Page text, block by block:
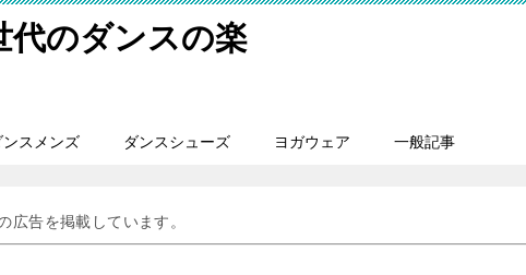
代のダンスの楽
スメンズ ダンスシューズ ヨガウェア 一般記事
広告を掲載しています。